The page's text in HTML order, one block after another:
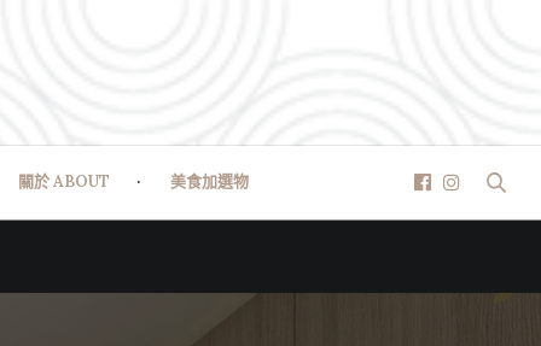
關於 ABOUT 美食加選物